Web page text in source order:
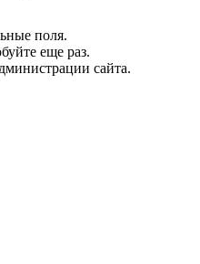
поля.
еще раз.
сайта.